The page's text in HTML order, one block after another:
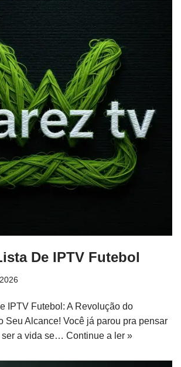
De IPTV Futebol
IPTV Futebol: A Revolução do
Seu Alcance! Você já parou pra pensar
ser a vida se… Continue a ler »